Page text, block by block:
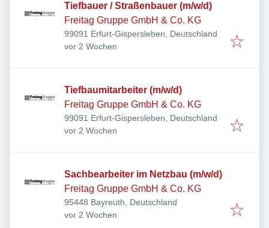
Tiefbauer / Straßenbauer (m/w/d)
Freitag Gruppe GmbH & Co. KG
99091 Erfurt-Gispersleben, Deutschland
Veröffentlicht:
vor 2 Wochen
Tiefbaumitarbeiter (m/w/d)
Freitag Gruppe GmbH & Co. KG
99091 Erfurt-Gispersleben, Deutschland
Veröffentlicht:
vor 2 Wochen
Sachbearbeiter im Netzbau (m/w/d)
Freitag Gruppe GmbH & Co. KG
95448 Bayreuth, Deutschland
Veröffentlicht:
vor 2 Wochen